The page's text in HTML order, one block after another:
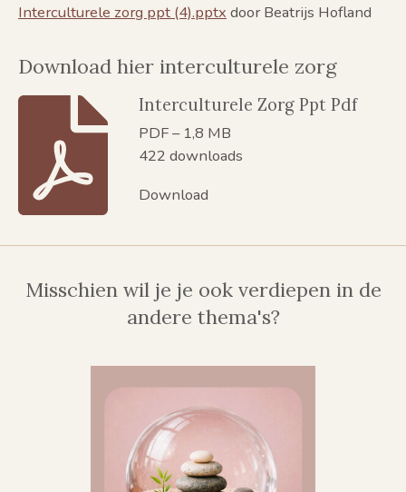
Interculturele zorg ppt (4).pptx door Beatrijs Hofland
Download hier interculturele zorg
Interculturele Zorg Ppt Pdf
PDF – 1,8 MB
422 downloads
Download
Misschien wil je je ook verdiepen in de
andere thema's?